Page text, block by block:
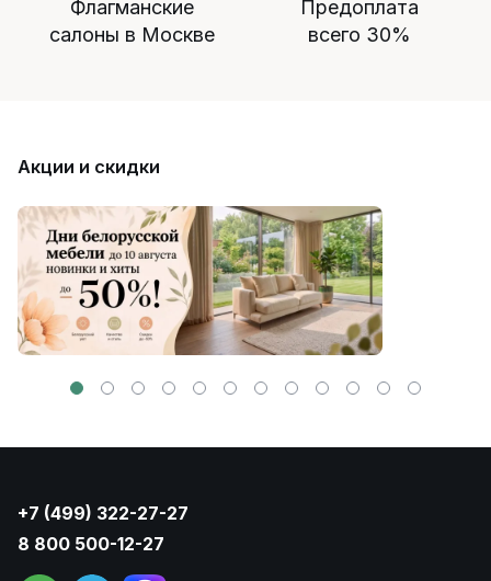
Флагманские
салоны в Москве
Предоплата
всего 30%
Акции и скидки
+7 (499) 322-27-27
8 800 500-12-27